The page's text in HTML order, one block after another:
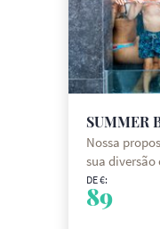
SUMMER
Nossa
sua
DE €:
89